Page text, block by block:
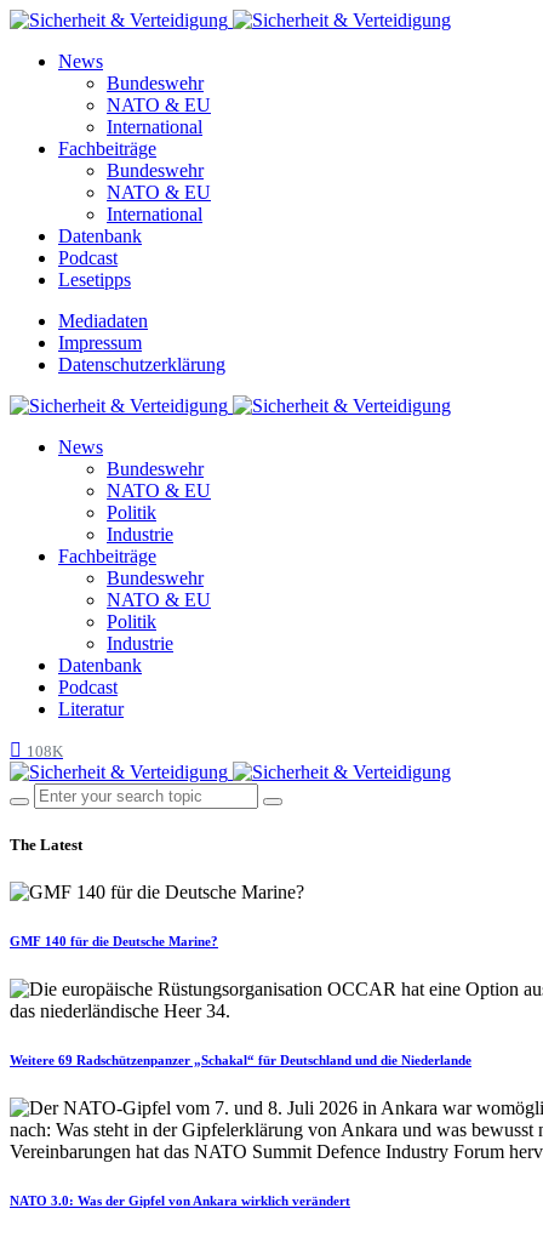
News
Bundeswehr
NATO & EU
International
Fachbeiträge
Bundeswehr
NATO & EU
International
Datenbank
Podcast
Lesetipps
Mediadaten
Impressum
Datenschutzerklärung
News
Bundeswehr
NATO & EU
Politik
Industrie
Fachbeiträge
Bundeswehr
NATO & EU
Politik
Industrie
Datenbank
Podcast
Literatur
108K
The Latest
GMF 140 für die Deutsche Marine?
Weitere 69 Radschützenpanzer „Schakal“ für Deutschland und die Niederlande
NATO 3.0: Was der Gipfel von Ankara wirklich verändert